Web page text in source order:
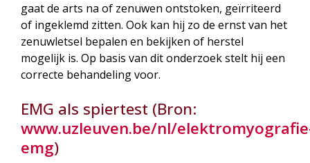
gaat de arts na of zenuwen ontstoken, geïrriteerd
of ingeklemd zitten. Ook kan hij zo de ernst van het
zenuwletsel bepalen en bekijken of herstel
mogelijk is. Op basis van dit onderzoek stelt hij een
correcte behandeling voor.
EMG als spiertest (Bron:
www.uzleuven.be/nl/
emg)